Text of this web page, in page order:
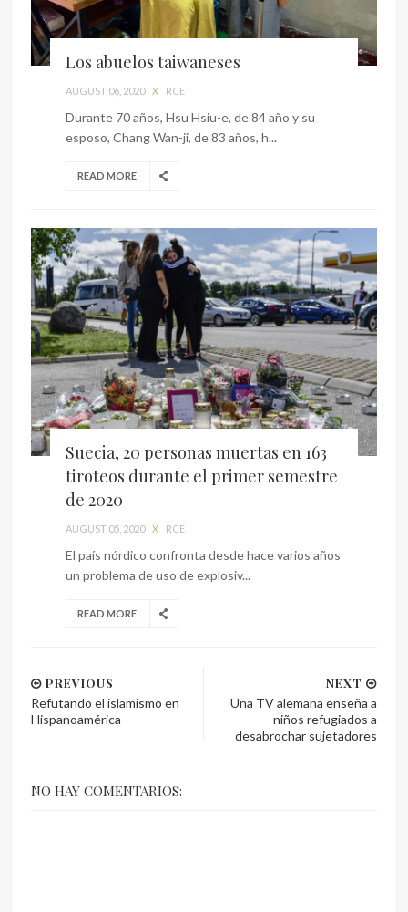
Los abuelos taiwaneses
AUGUST 06, 2020 X RCE
Durante 70 años, Hsu Hsiu-e, de 84 año y su
esposo, Chang Wan-ji, de 83 años, h...
READ MORE
Suecia, 20 personas muertas en 163
tiroteos durante el primer semestre
de 2020
AUGUST 05, 2020 X RCE
El país nórdico confronta desde hace varios años
un problema de uso de explosiv...
READ MORE
NEXT
Una TV alemana enseña a
niños refugiados a
desabrochar sujetadores
PREVIOUS
Refutando el islamismo en
Hispanoamérica
NO HAY COMENTARIOS: